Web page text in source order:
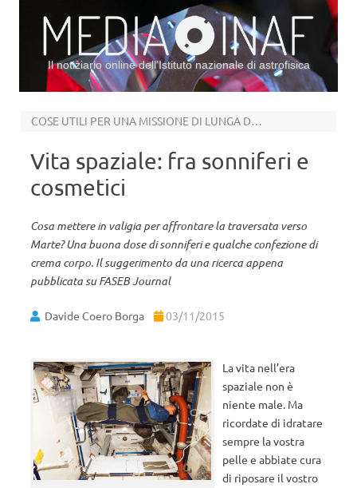
Il notiziario online dell’Istituto nazionale di astrofisica
COSE UTILI PER UNA MISSIONE DI LUNGA DURATA
Vita spaziale: fra sonniferi e
cosmetici
Cosa mettere in valigia per affrontare la traversata verso
Marte? Una buona dose di sonniferi e qualche confezione di
crema corpo. Il suggerimento da una ricerca appena
pubblicata su FASEB Journal
Davide Coero Borga 03/11/2015
La vita nell’era
spaziale non è
niente male. Ma
ricordate di idratare
sempre la vostra
pelle e abbiate cura
di riposare il vostro